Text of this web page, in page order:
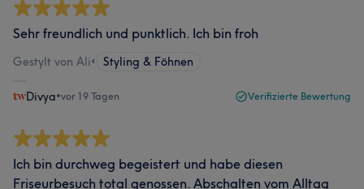
Sehr freundlich und punktlich. Ich bin froh
Gestylt von Ali• Styling & Föhnen
Divya•vor 19 Tagen Verifizierte Bewertung
Ich bin durchweg begeistert und habe diesen
Friseurbesuch total genossen. Abschalten vom Alltag